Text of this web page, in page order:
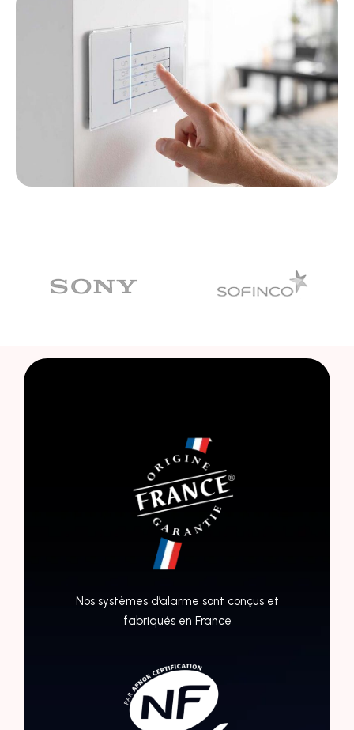
Nos systèmes d’alarme sont conçus et
fabriqués en France